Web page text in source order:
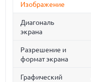
Изображение
Диагональ
экрана
Разрешение и
формат экрана
Графический